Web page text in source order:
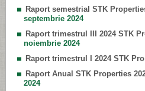
Raport semestrial STK
septembrie 2024
Raport trimestrul III 2024
noiembrie 2024
Raport trimestrul I 2024
Raport Anual STK
2024